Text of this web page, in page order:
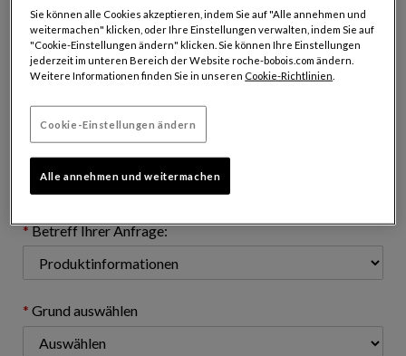
E-Mail-Adresse: (name@domain.com)
Betreff Ihrer Anfrage:
Grund auswählen
Sie können alle Cookies akzeptieren, indem Sie auf "Alle annehmen und
weitermachen" klicken, oder Ihre Einstellungen verwalten, indem Sie auf
"Cookie-Einstellungen ändern" klicken. Sie können Ihre Einstellungen
jederzeit im unteren Bereich der Website roche-bobois.com ändern.
Weitere Informationen finden Sie in unseren Cookie-Richtlinien
Cookie-Einstellungen ändern
Alle annehmen und weitermachen